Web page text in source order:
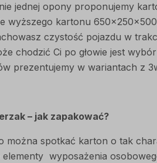
jednej opony proponujemy
wyższego kartonu
czystość pojazdu w
chodzić Ci po głowie jest
prezentujemy w wariantach z
– jak zapakować?
można spotkać karton o tak
wyposażenia